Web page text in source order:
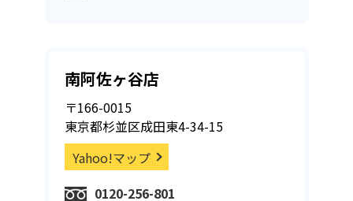
南阿佐ヶ谷店
〒166-0015
東京都杉並区成田東4-34-15
Yahoo!マップ
0120-256-801